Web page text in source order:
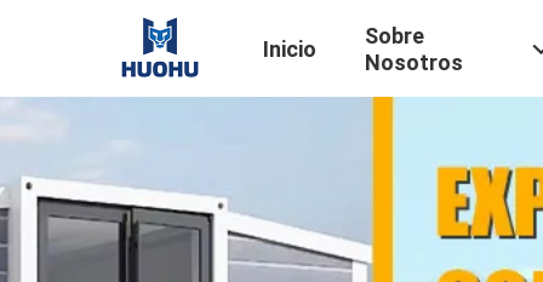
Inicio
Sobre
Nosotros